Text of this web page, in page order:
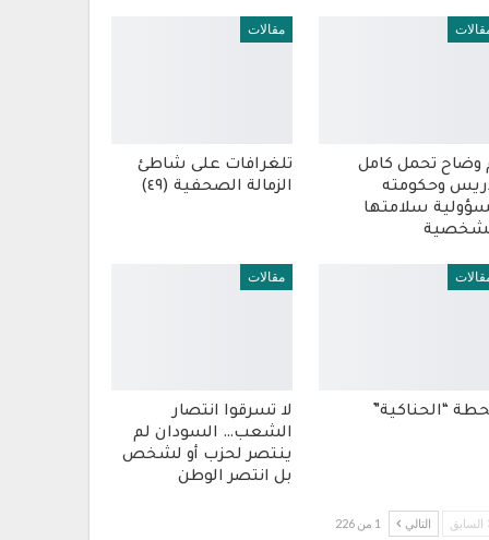
وضاح تحمل كامل
وحكومته
سلامتها
مقالات
تلغرافات على شاطئ
الزمالة الصحفية (٤٩)
“الحناكية”
مقالات
لا تسرقوا انتصار
الشعب… السودان لم
ينتصر لحزب أو لشخص
بل انتصر الوطن
السابق التالي 1 من 226